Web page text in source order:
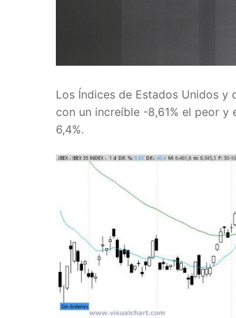
Los Índices de Estados Unidos y
con un increíble -8,61% el peor y
6,4%.